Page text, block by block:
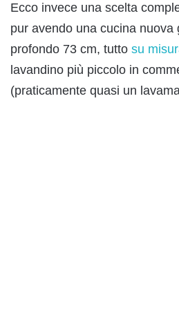
Ecco invece una scelta
pur avendo una cucina nuova
profondo 73 cm, tutto su
lavandino più piccolo in
(praticamente quasi un